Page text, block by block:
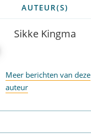
AUTEUR(S)
Sikke Kingma
Meer berichten van deze
auteur